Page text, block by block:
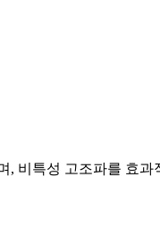
, 비특성 고조파를 효과